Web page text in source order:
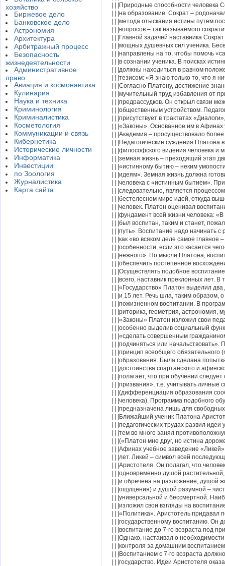
хозяйство
Биржевое дело
Банковское дело
Астрономия
Архитектура
Арбитражный процесс
Безопасность
жизнедеятельности
Административное
право
Авиация и космонавтика
Кулинария
Наука и техника
Криминология
Криминалистика
Косметология
Коммуникации и связь
Кибернетика
Исторические личности
Информатика
Инвестиции
по Зоология
Журналистика
Карта сайта
| | |Природные способности человека
| | |на образование. Сократ –
| | |метода отыскания истины путем
| | |вопросов – так называемого
| | |Главной задачей наставника
| | |мощных душевных сил ученика.
| | |направлены на то, чтобы помочь
| | |в сознании ученика. В поисках
| | |должны находиться в равном
| | |тезисом: «Я знаю только то, что я
| | |Согласно Платону, достижение
| | |мучительный труд избавления от
| | |предрассудков. Он открыл связи
| | |общественным устройством.
| | |присутствует в трактатах
| | |«Законы». Основанное им в
| | |Академия – просуществовало
| | |Педагогические суждения Платона
| | |философского видения человека и
| | |земная жизнь – преходящий этап
| | |«истинному бытию – неким
| | |идеям». Земная жизнь должна
| | |человека с «истинным бытием».
| | |следовательно, является
| | |бестелесном мире идей, откуда
| | |человек. Платон оценивал
| | |фундамент всей жизни человека:
| | |был воспитан, таким и станет,
| | |путь». Воспитание надо начинать с
| | |как «во всяком деле самое главное
| | |особенности, если это касается
| | |нежного». По мысли Платона,
| | |обеспечить постепенное
| | |Осуществлять подобное
| | |всего, наставник преклонных лет. В
| | |«Государство» Платон выделил
| | |и 15 лет. Речь шла, таким образом,
| | |пожизненном воспитании. В
| | |риторика, геометрия, астрономия,
| | |«Законы» Платон изложил свои
| | |особенно выделив социальный
| | |«сделать совершенным
| | |подчиняться или
| | |принцип всеобщего обязательного
| | |образования. Была сделана
| | |достоинства спартанского и
| | |полагает, что при обучении
| | |призвания», т.е. учитывать личные
| | |(дифференциация образования
| | |человека). Программа подобного
| | |предназначена лишь для
| | |Ближайший ученик Платона
| | |педагогических трудах развил
| | |тем во много занял
| | |(«Платон мне друг, но истина
| | |Афинах учебное заведение
| | |лет. Ликей – символ всей
| | |Аристотеля. Он полагал, что
| | |одновременно душой
| | |и обречена на разложение, душой
| | |ощущения) и душой разумной –
| | |универсальной и бессмертной.
| | |изложил свои взгляды на
| | |«Политика». Аристотель придавал
| | |государственному воспитанию. Он
| | |воспитание до 7-го возраста под
| | |Однако, настаивал о
| | |контроля за домашним
| | |Воспитанием с 7-го возраста
| | |государство. Идеи Аристотеля